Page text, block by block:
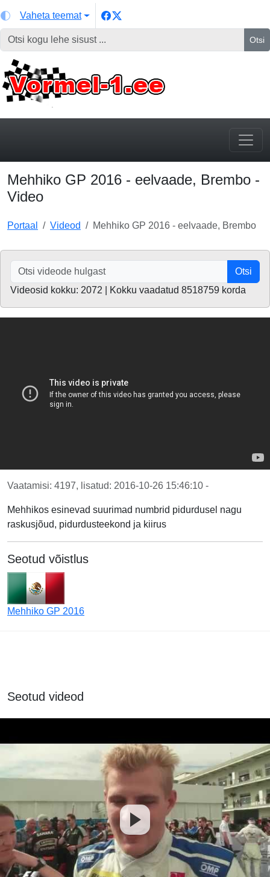
Vaheta teemat
Otsi
Mehhiko GP 2016 - eelvaade, Brembo -
Video
Portaal Videod Mehhiko GP 2016 - eelvaade, Brembo
Otsi
Videosid kokku: 2072 | Kokku vaadatud 8518759 korda
Vaatamisi: 4197, lisatud: 2016-10-26 15:46:10 -
Mehhikos esinevad suurimad numbrid pidurdusel nagu
raskusjõud, pidurdusteekond ja kiirus
Seotud võistlus
Mehhiko GP 2016
Seotud videod